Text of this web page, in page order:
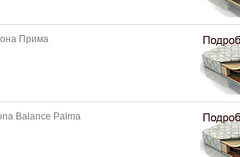
Прима
Balance Palma